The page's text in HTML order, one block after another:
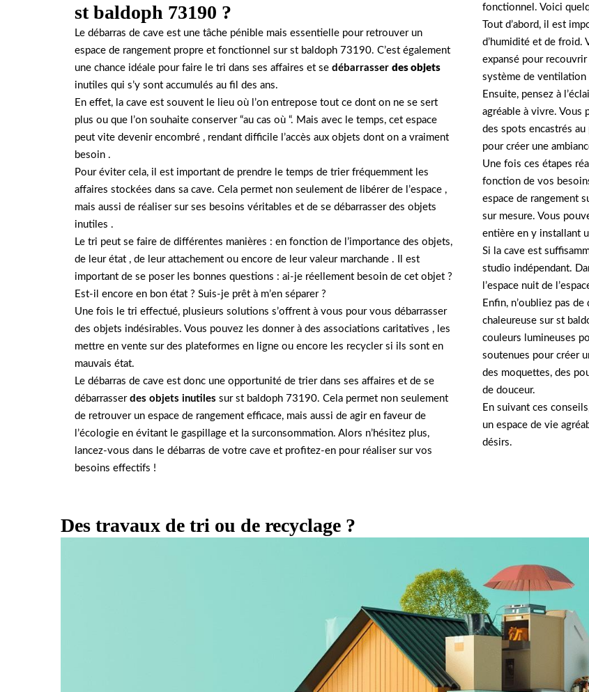
st baldoph 73190 ?
Le débarras de cave est une tâche pénible mais essentielle pour retrouver un
espace de rangement propre et fonctionnel sur st baldoph 73190. C’est également
une chance idéale pour faire le tri dans ses affaires et se débarrasser des objets
inutiles qui s’y sont accumulés au fil des ans.
En effet, la cave est souvent le lieu où l’on entrepose tout ce dont on ne se sert
plus ou que l’on souhaite conserver “au cas où “. Mais avec le temps, cet espace
peut vite devenir encombré , rendant difficile l’accès aux objets dont on a vraiment
besoin .
Pour éviter cela, il est important de prendre le temps de trier fréquemment les
affaires stockées dans sa cave. Cela permet non seulement de libérer de l’espace ,
mais aussi de réaliser sur ses besoins véritables et de se débarrasser des objets
inutiles .
Le tri peut se faire de différentes manières : en fonction de l’importance des objets,
de leur état , de leur attachement ou encore de leur valeur marchande . Il est
important de se poser les bonnes questions : ai-je réellement besoin de cet objet ?
Est-il encore en bon état ? Suis-je prêt à m’en séparer ?
Une fois le tri effectué, plusieurs solutions s’offrent à vous pour vous débarrasser
des objets indésirables. Vous pouvez les donner à des associations caritatives , les
mettre en vente sur des plateformes en ligne ou encore les recycler si ils sont en
mauvais état.
Le débarras de cave est donc une opportunité de trier dans ses affaires et de se
débarrasser des objets inutiles sur st baldoph 73190. Cela permet non seulement
de retrouver un espace de rangement efficace, mais aussi de agir en faveur de
l’écologie en évitant le gaspillage et la surconsommation. Alors n’hésitez plus,
lancez-vous dans le débarras de votre cave et profitez-en pour réaliser sur vos
besoins effectifs !
fonctionnel. Voici
Tout d’abord, il est
d’humidité et de froid.
expansé pour
système de ventilation
Ensuite, pensez à
agréable à vivre. Vous
des spots encastrés
pour créer une
Une fois ces étapes
fonction de vos
espace de rangement
sur mesure. Vous
entière en y installant
Si la cave est
studio indépendant.
l’espace nuit de
Enfin, n’oubliez pas
chaleureuse sur st
couleurs lumineuses
soutenues pour créer
des moquettes, des
de douceur.
En suivant ces
un espace de vie
désirs.
Des travaux de tri ou de recyclage ?